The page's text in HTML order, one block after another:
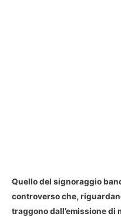
Quello del signoraggio
controverso che,
traggono dall’emissione